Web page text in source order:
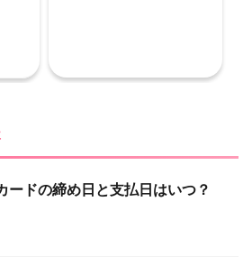
ードの締め日と支払日はいつ？